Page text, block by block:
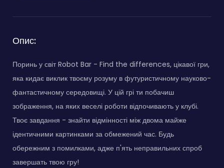
Опис:
Поринь у світ Robot Bar - Find the differences, цікавої гри,
яка кидає виклик твоєму розуму в футуристичному науково-
фантастичному середовищі. У цій грі ти побачиш
зображення, на яких веселі роботи відпочивають у клубі.
Твоє завдання - знайти відмінності між двома майже
ідентичними картинками за обмежений час. Будь
обережним з помилками, адже п'ять неправильних спроб
завершать твою гру!